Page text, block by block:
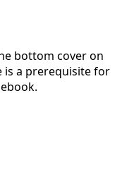
bottom cover on
is a prerequisite for